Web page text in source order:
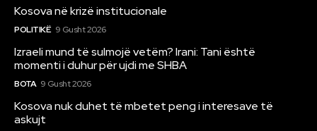
Kosova në krizë institucionale
POLITIKË 9 Gusht 2026
Izraeli mund të sulmojë vetëm? Irani: Tani është
momenti i duhur për ujdi me SHBA
BOTA 9 Gusht 2026
Kosova nuk duhet të mbetet peng i interesave të
askujt